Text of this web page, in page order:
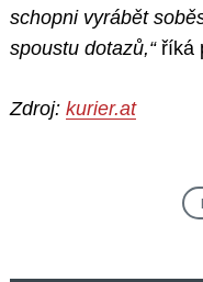
schopni vyrábět
spoustu dotazů,“říká
Zdroj: kurier.at